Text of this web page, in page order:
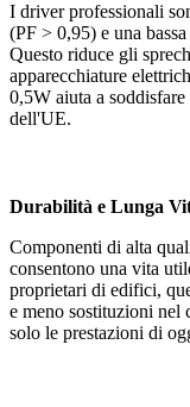
I driver professionali
(PF > 0,95) e una
Questo riduce gli
apparecchiature
0,5W aiuta a
dell'UE.
Durabilità e Lunga
Componenti di alta
consentono una vita
proprietari di edifici,
e meno sostituzioni
solo le prestazioni di